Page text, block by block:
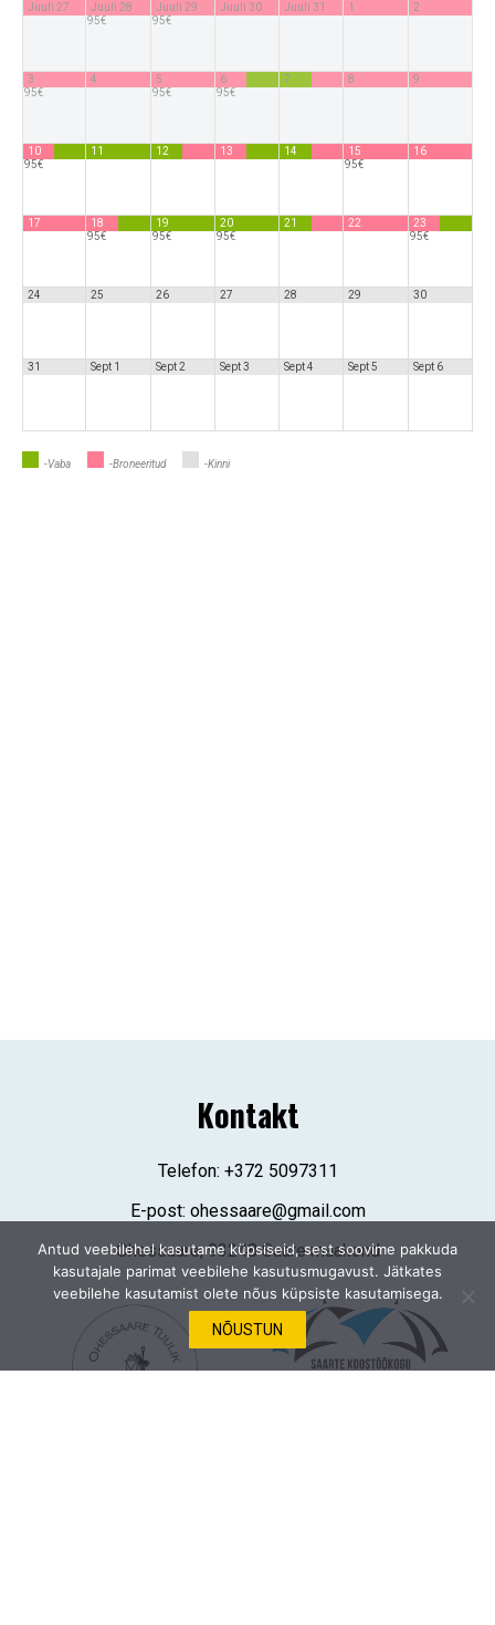
Juuli 27
Juuli 28
95€
Juuli 29
95€
Juuli 30 Juuli 31 1 2
3
95€
4
5
95€
6
95€
7 8 9
10
95€
11 12 13 14
15
95€
16
17
18
95€
19
95€
20
95€
21 22
23
95€
24 25 26 27 28 29 30
31 Sept 1 Sept 2 Sept 3 Sept 4 Sept 5 Sept 6
-Vaba -Broneeritud -Kinni
Valige kalendrist päevad.
Eesnimi*
Kontakt
Telefon: +372 5097311
E-post: ohessaare@gmail.com
Ohessaare, 93248 Saare maakond
Antud veebilehel kasutame küpsiseid, sest soovime pakkuda
kasutajale parimat veebilehe kasutusmugavust. Jätkates
veebilehe kasutamist olete nõus küpsiste kasutamisega.
NÕUSTUN